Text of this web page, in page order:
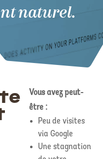
naturel.
Vous avez peut-
être :
Peu de visites
via Google
Une stagnation